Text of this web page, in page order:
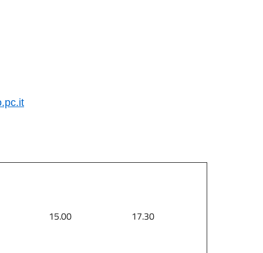
15.00 17.30